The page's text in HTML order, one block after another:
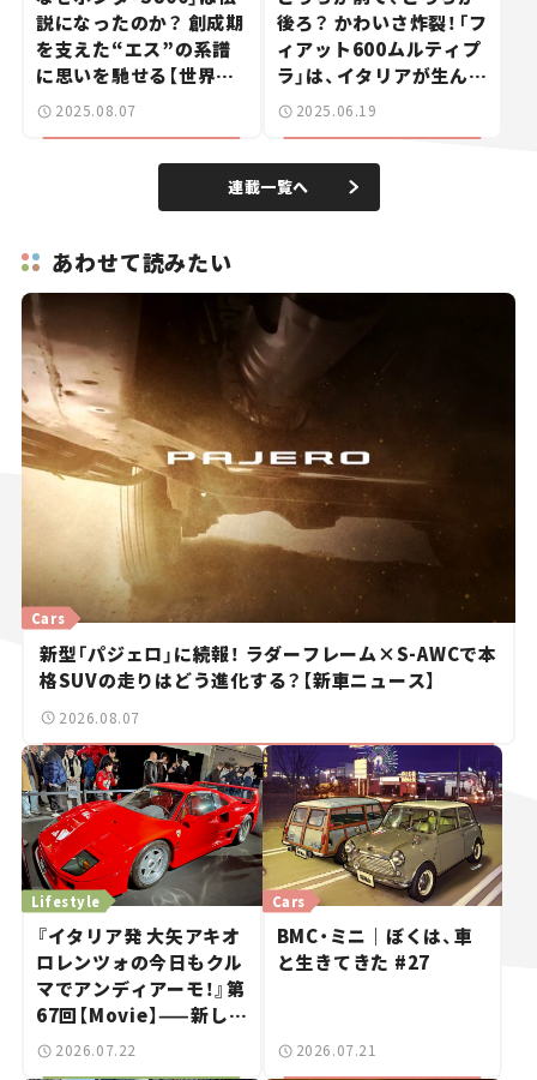
説になったのか？ 創成期
を支えた“エス”の系譜
に思いを馳せる【世界の
名車・珍車図鑑】Vol.20
2025.08.07
後ろ？ かわいさ炸裂！「フ
ィアット600ムルティプ
ラ」は、イタリアが生んだ
元祖小型MPVだった
2025.06.19
連載一覧へ
あわせて読みたい
Cars
新型「パジェロ」に続報！ ラダーフレーム×S-AWCで本
格SUVの走りはどう進化する？【新車ニュース】
2026.08.07
Lifestyle
『イタリア発 大矢アキオ
ロレンツォの今日もクル
マでアンディアーモ！』第
67回【Movie】——新しい
スーパーカーショーで起
2026.07.22
Cars
BMC・ミニ｜ぼくは、車
と生きてきた #27
2026.07.21